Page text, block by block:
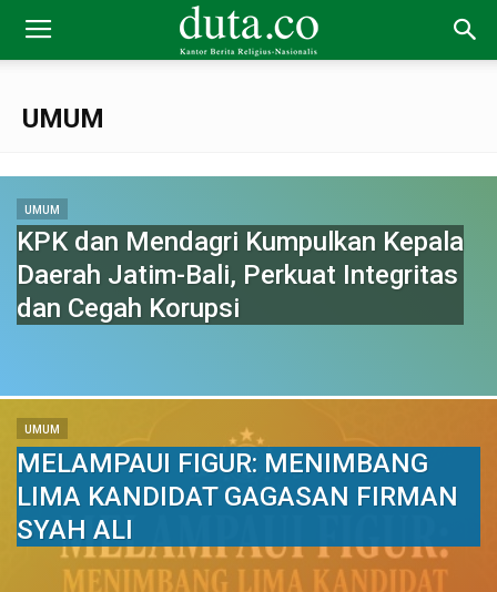
UMUM
UMUM
KPK dan Mendagri Kumpulkan Kepala
Daerah Jatim-Bali, Perkuat Integritas
dan Cegah Korupsi
UMUM
MELAMPAUI FIGUR: MENIMBANG
LIMA KANDIDAT GAGASAN FIRMAN
SYAH ALI